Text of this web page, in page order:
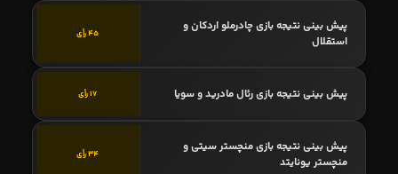
پیش بینی نتیجه بازی چادرملو اردکان و
استقلال
45 رأی
پیش بینی نتیجه بازی رئال مادرید و سویا 17 رأی
پیش بینی نتیجه بازی منچستر سیتی و
منچستر یونایتد
34 رأی